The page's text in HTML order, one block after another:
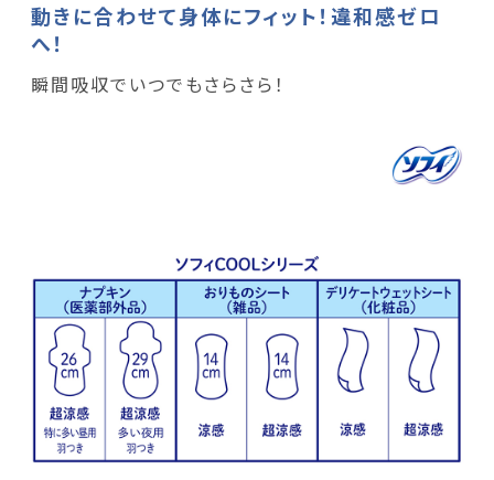
動きに合わせて身体にフィット！違和感ゼロ
へ！
瞬間吸収でいつでもさらさら！